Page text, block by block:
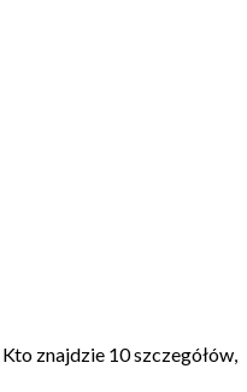
Kto znajdzie 10 szczegółów,